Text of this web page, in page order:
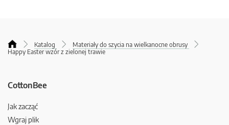
Katalog
Materiały do szycia na wielkanocne obrusy
Happy Easter wzór z zielonej trawie
CottonBee
Jak zacząć
Wgraj plik